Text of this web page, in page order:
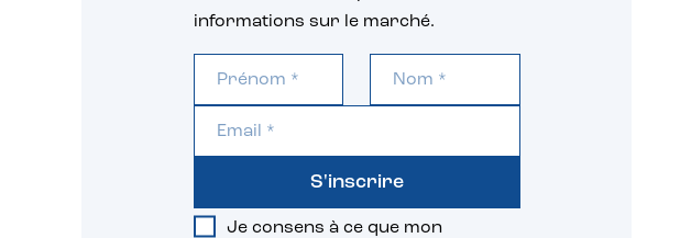
informations sur le marché.
Je consens à ce que mon
S'inscrire